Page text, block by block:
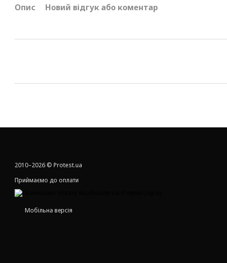
Опис Новий відгук або коментар
2010–2026 © Protest.ua
Приймаємо до оплати
Мобільна версія